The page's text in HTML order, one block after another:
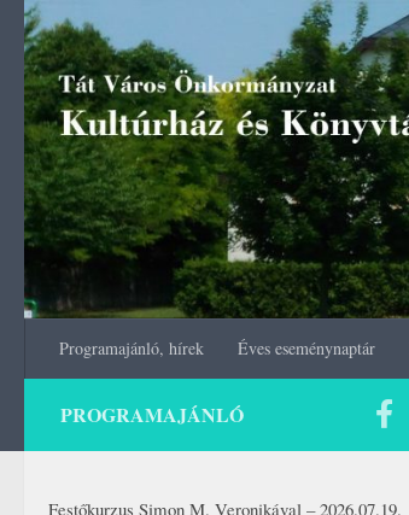
Skip to content
Programajánló, hírek Éves eseménynaptár
PROGRAMAJÁNLÓ
Festőkurzus Simon M. Veronikával – 2026.07.19.